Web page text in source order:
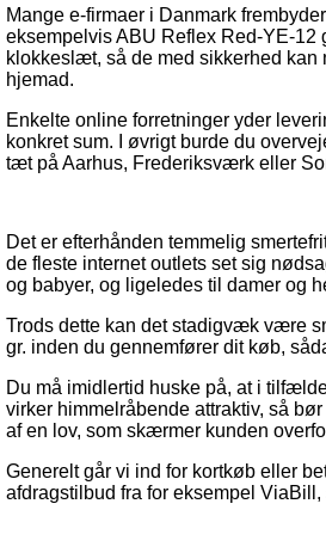
Mange e-firmaer i Danmark
eksempelvis ABU Reflex Red-YE-12
klokkeslæt, så de med sikkerhed kan
hjemad.
Enkelte online forretninger yder
konkret sum. I øvrigt burde du
tæt på Aarhus, Frederiksværk eller
Det er efterhånden temmelig
de fleste internet outlets set sig
og babyer, og ligeledes til damer og
Trods dette kan det stadigvæk være
gr. inden du gennemfører dit køb,
Du må imidlertid huske på, at i
virker himmelråbende attraktiv, så
af en lov, som skærmer kunden
Generelt går vi ind for kortkøb eller
afdragstilbud fra for eksempel